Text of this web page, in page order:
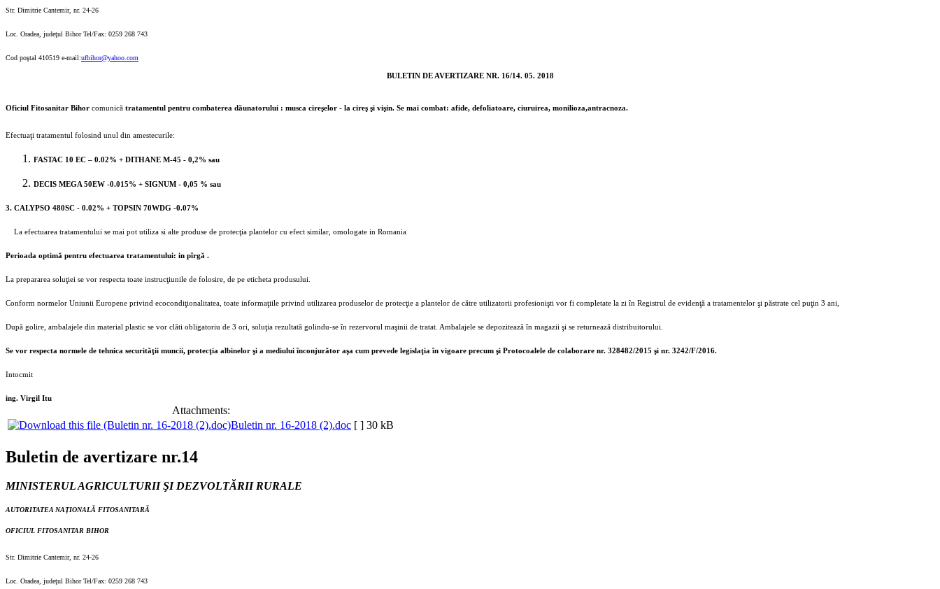
Str. Dimitrie Cantemir, nr. 24-26
Loc. Oradea, judeţul Bihor Tel/Fax: 0259 268 743
Cod poştal 410519 e-mail:ufbihor@yahoo.com
BULETIN DE AVERTIZARE NR. 16/14. 05. 2018
Oficiul Fitosanitar Bihor comunică tratamentul pentru combaterea dăunatorului : musca cireşelor - la cireş şi vişin. Se mai combat: afide, defoliatoare, ciuruirea, monilioza,antracnoza.
Efectuaţi tratamentul folosind unul din amestecurile:
FASTAC 10 EC – 0.02% + DITHANE M-45 - 0,2% sau
DECIS MEGA 50EW -0.015% + SIGNUM - 0,05 % sau
3. CALYPSO 480SC - 0.02% + TOPSIN 70WDG -0.07%
La efectuarea tratamentului se mai pot utiliza si alte produse de protecţia plantelor cu efect similar, omologate in Romania
Perioada optimă pentru efectuarea tratamentului: in pîrgă .
La prepararea soluţiei se vor respecta toate instrucţiunile de folosire, de pe eticheta produsului.
Conform normelor Uniunii Europene privind ecocondiţionalitatea, toate informaţiile privind utilizarea produselor de protecţie a plantelor de către utilizatorii profesionişti vor fi completate la zi în Registrul de evidenţă a tratamentelor şi păstrate cel puţin 3 ani,
După golire, ambalajele din material plastic se vor clăti obligatoriu de 3 ori, soluţia rezultată golindu-se în rezervorul maşinii de tratat. Ambalajele se depozitează în magazii şi se returnează distribuitorului.
Se vor respecta normele de tehnica securităţii muncii, protecţia albinelor şi a mediului înconjurător aşa cum prevede legislaţia în vigoare precum şi Protocoalele de colaborare nr. 328482/2015 şi nr. 3242/F/2016.
Intocmit
ing. Virgil Itu
Attachments:
Buletin nr. 16-2018 (2).doc [ ] 30 kB
Buletin de avertizare nr.14
MINISTERUL AGRICULTURIIŞI DEZVOLTĂRII RURALE
AUTORITATEA NAŢIONALĂ FITOSANITARĂ
OFICIUL FITOSANITAR BIHOR
Str. Dimitrie Cantemir, nr. 24-26
Loc. Oradea, judeţul Bihor Tel/Fax: 0259 268 743